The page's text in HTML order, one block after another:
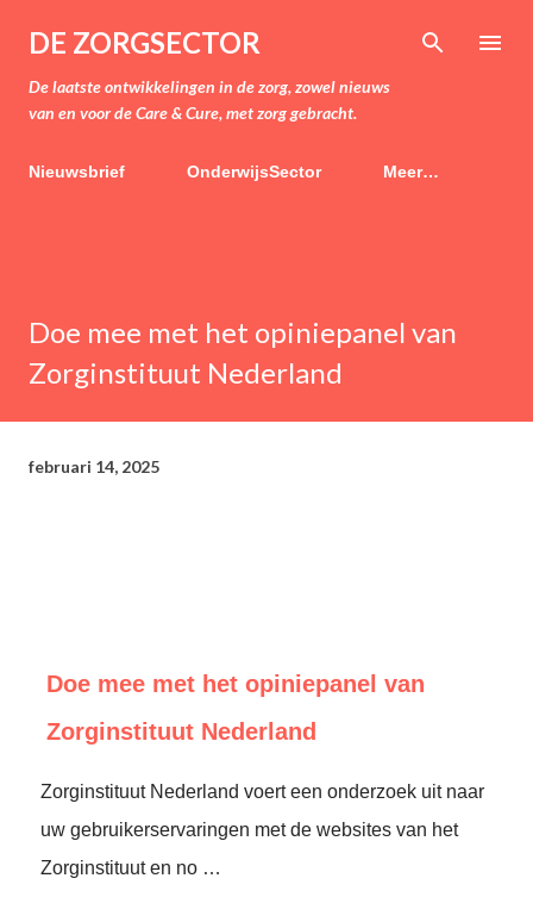
Doorgaan naar hoofdcontent
DE ZORGSECTOR
De laatste ontwikkelingen in de zorg, zowel nieuws
van en voor de Care & Cure, met zorg gebracht.
Nieuwsbrief OnderwijsSector Meer…
Doe mee met het opiniepanel van
Zorginstituut Nederland
februari 14, 2025
Doe mee met het opiniepanel van
Zorginstituut Nederland
Zorginstituut Nederland voert een onderzoek uit naar
uw gebruikerservaringen met de websites van het
Zorginstituut en no …